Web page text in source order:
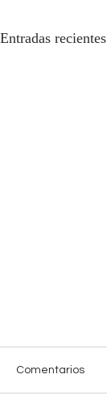
Entradas recientes
Comentarios